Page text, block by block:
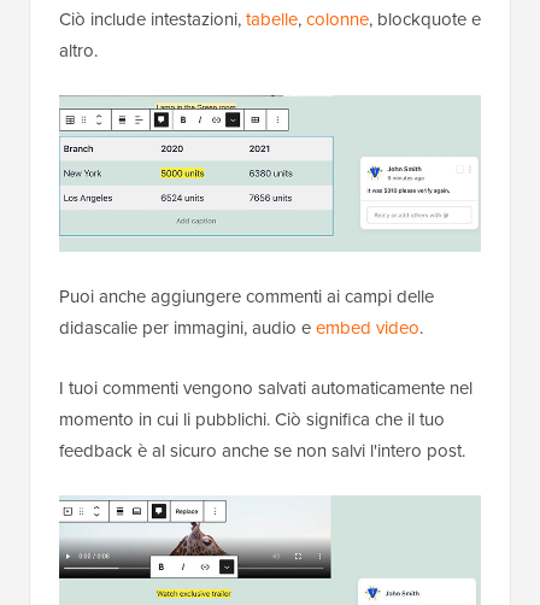
Ciò include intestazioni,tabelle,colonne, blockquote e
altro.
Puoi anche aggiungere commenti ai campi delle
didascalie per immagini, audio eembed video.
I tuoi commenti vengono salvati automaticamente nel
momento in cui li pubblichi. Ciò significa che il tuo
feedback è al sicuro anche se non salvi l'intero post.